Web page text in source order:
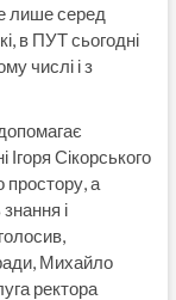
лише серед
в ПУТ сьогодні
числі і з
Ігоря Сікорського
простору, а
і
Михайло
ректора